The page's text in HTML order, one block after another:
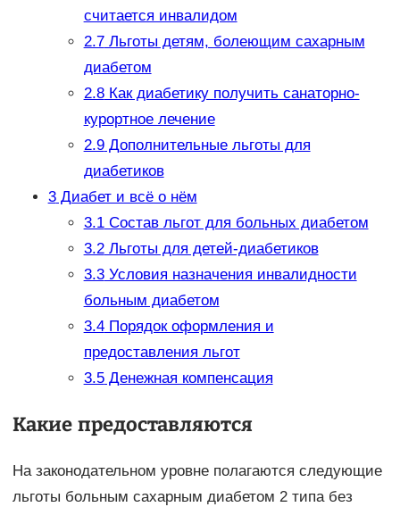
считается инвалидом
2.7Льготы детям, болеющим сахарным
диабетом
2.8Как диабетику получить санаторно-
курортное лечение
2.9Дополнительные льготы для
диабетиков
3Диабет и всё о нём
3.1Состав льгот для больных диабетом
3.2Льготы для детей-диабетиков
3.3Условия назначения инвалидности
больным диабетом
3.4Порядок оформления и
предоставления льгот
3.5Денежная компенсация
Какие предоставляются
На законодательном уровне полагаются следующие
льготы больным сахарным диабетом 2 типа без